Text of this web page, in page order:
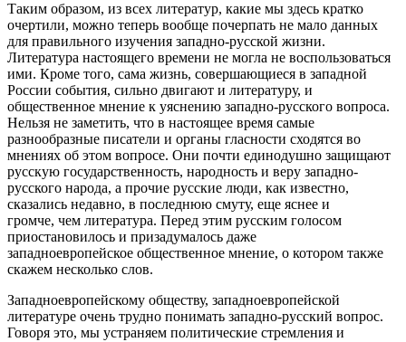
Таким образом, из всех литератур, какие мы здесь кратко
очертили, можно теперь вообще почерпать не мало данных
для правильного изучения западно-русской жизни.
Литература настоящего времени не могла не воспользоваться
ими. Кроме того, сама жизнь, совершающиеся в западной
России события, сильно двигают и литературу, и
общественное мнение к уяснению западно-русского вопроса.
Нельзя не заметить, что в настоящее время самые
разнообразные писатели и органы гласности сходятся во
мнениях об этом вопросе. Они почти единодушно защищают
русскую государственность, народность и веру западно-
русского народа, а прочие русские люди, как известно,
сказались недавно, в последнюю смуту, еще яснее и
громче, чем литература. Перед этим русским голосом
приостановилось и призадумалось даже
западноевропейское общественное мнение, о котором также
скажем несколько слов.
Западноевропейскому обществу, западноевропейской
литературе очень трудно понимать западно-русский вопрос.
Говоря это, мы устраняем политические стремления и